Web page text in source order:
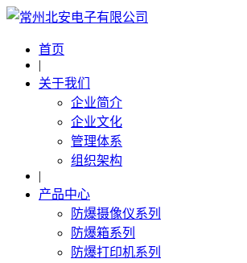
首页
|
关于我们
企业简介
企业文化
管理体系
组织架构
|
产品中心
防爆摄像仪系列
防爆箱系列
防爆打印机系列